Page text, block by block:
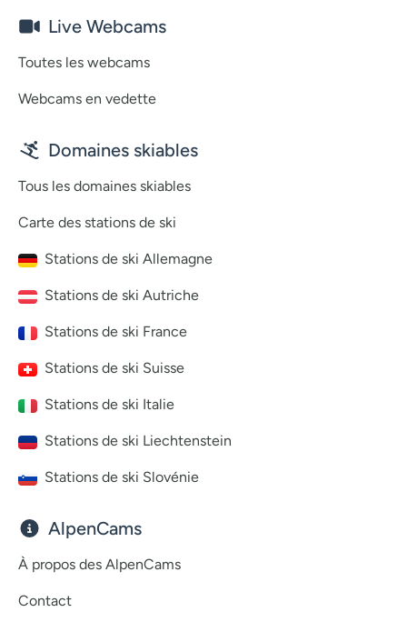
Live Webcams
Toutes les webcams
Webcams en vedette
Domaines skiables
Tous les domaines skiables
Carte des stations de ski
Stations de ski Allemagne
Stations de ski Autriche
Stations de ski France
Stations de ski Suisse
Stations de ski Italie
Stations de ski Liechtenstein
Stations de ski Slovénie
AlpenCams
À propos des AlpenCams
Contact